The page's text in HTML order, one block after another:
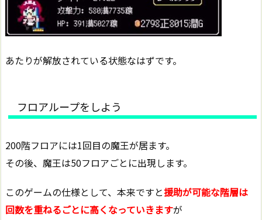
あたりが解放されている状態なはずです。
フロアループをしよう
200階フロアには1回目の魔王が居ます。
その後、魔王は50フロアごとに出現します。
このゲームの仕様として、本来ですと援助が可能な階層は
回数を重ねるごとに高くなっていきますが